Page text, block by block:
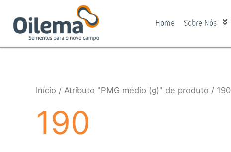
para
conteúdo
Home Sobre Nós
Início / Atributo "PMG médio (g)" de produto / 190
190